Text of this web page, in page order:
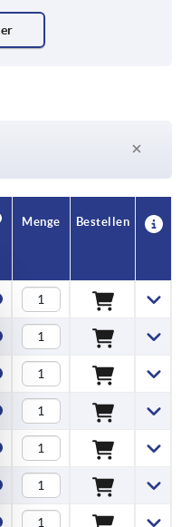
Menge Bestellen